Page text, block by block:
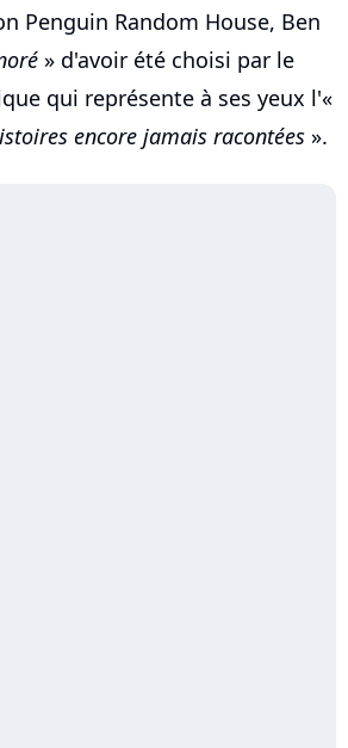
Penguin Random House, Ben
» d'avoir été choisi par le
qui représente à ses yeux l'«
encore jamais racontées ».